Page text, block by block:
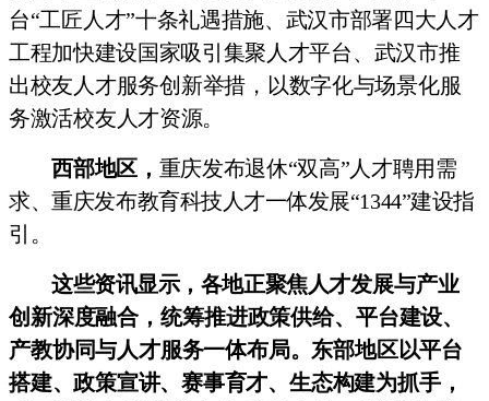
台“工匠 人才”十条礼遇措施、武汉市部署四大人才
工程加快建设国家吸引集聚人 才平台、武汉市推
出校友人才服务创新举措，以数字化与场景化服
务激活校友人才资源。
西部地区， 重庆发布退休“双高”人才聘用需
求、重庆发布教育科技人才一体发展“1344”建设指
引。
这些资讯显示，各地正聚焦人才发展与产业
创新深度融合，统筹推进政策供给、平台建设、
产教协同与人才服务一体布局。东部地区以平台
搭建、政策宣讲、赛事育才、 生态构建为抓手，